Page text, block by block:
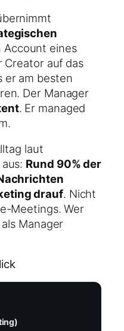
Account eines
Creator auf das
er am besten
Der Manager
. Er managed
laut
Rund 90% der
drauf. Nicht
Meetings. Wer
Manager